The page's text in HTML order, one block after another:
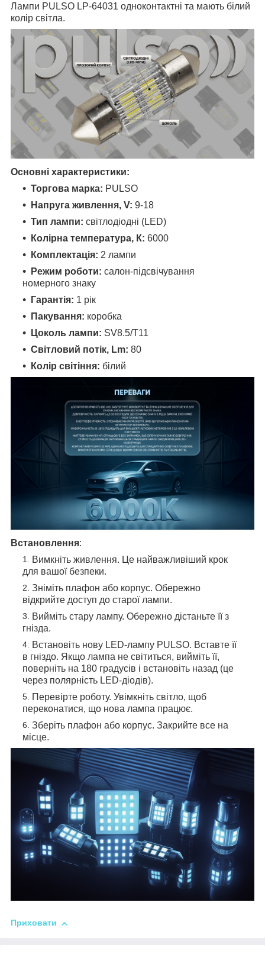
Лампи PULSO LP-64031 одноконтактні та мають білий
колір світла.
Основні характеристики:
Торгова марка: PULSO
Напруга живлення, V: 9-18
Тип лампи: світлодіодні (LED)
Колірна температура, К: 6000
Комплектація: 2 лампи
Режим роботи: салон-підсвічування
номерного знаку
Гарантія: 1 рік
Пакування: коробка
Цоколь лампи: SV8.5/T11
Світловий потік, Lm: 80
Колір світіння: білий
Встановлення:
Вимкніть живлення. Це найважливіший крок
для вашої безпеки.
Зніміть плафон або корпус. Обережно
відкрийте доступ до старої лампи.
Вийміть стару лампу. Обережно дістаньте її з
гнізда.
Встановіть нову LED-лампу PULSO. Вставте її
в гніздо. Якщо лампа не світиться, вийміть її,
поверніть на 180 градусів і встановіть назад (це
через полярність LED-діодів).
Перевірте роботу. Увімкніть світло, щоб
переконатися, що нова лампа працює.
Зберіть плафон або корпус. Закрийте все на
місце.
Приховати